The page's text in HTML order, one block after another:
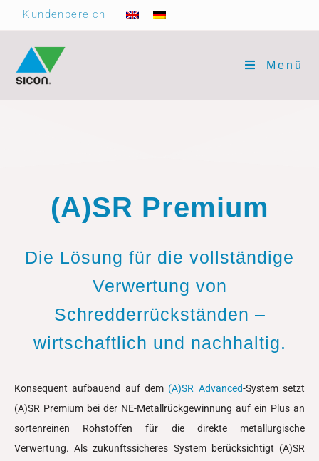
Kundenbereich
Menü
(A)SR Premium
Die Lösung für die vollständige
Verwertung von
Schredderrückständen –
wirtschaftlich und nachhaltig.
Konsequent aufbauend auf dem (A)SR Advanced-System setzt
(A)SR Premium bei der NE-Metallrückgewinnung auf ein Plus an
sortenreinen Rohstoffen für die direkte metallurgische
Verwertung. Als zukunftssicheres System berücksichtigt (A)SR